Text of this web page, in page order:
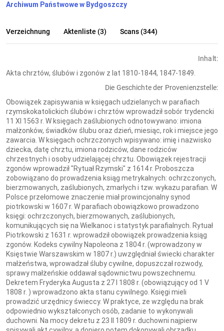
Archiwum Państwowe w Bydgoszczy
Verzeichnung Aktenliste (3) Scans (344)
Inhalt:
Akta chrztów, ślubów i zgonów z lat 1810-1844, 1847-1849.
Die Geschichte der Provenienzstelle:
Obowiązek zapisywania w księgach udzielanych w parafiach
rzymskokatolickich ślubów i chrztów wprowadził sobór trydencki
11 XI 1563 r. W księgach zaślubionych odnotowywano: imiona
małżonków, świadków ślubu oraz dzień, miesiąc, rok i miejsce jego
zawarcia. W księgach ochrzczonych wpisywano: imię i nazwisko
dziecka, datę chrztu, imiona rodziców, dane rodziców
chrzestnych i osoby udzielającej chrztu. Obowiązek rejestracji
zgonów wprowadził "Rytuał Rzymski" z 1614 r. Proboszcza
zobowiązano do prowadzenia ksiąg metrykalnych: ochrzczonych,
bierzmowanych, zaślubionych, zmarłych i tzw. wykazu parafian. W
Polsce przełomowe znaczenie miał prowincjonalny synod
piotrkowski w 1607 r. W parafiach obowiązkowo prowadzono
księgi: ochrzczonych, bierzmowanych, zaślubionych,
komunikujących się na Wielkanoc i statystyk parafialnych. Rytuał
Piotrkowski z 1631 r. wprowadził obowiązek prowadzenia ksiąg
zgonów. Kodeks cywilny Napoleona z 1804 r. (wprowadzony w
Księstwie Warszawskim w 1807 r.) uwzględniał świecki charakter
małżeństwa, wprowadzał śluby cywilne, dopuszczał rozwody,
sprawy małżeńskie oddawał sądownictwu powszechnemu.
Dekretem Fryderyka Augusta z 27 I 1808 r. (obowiązujący od 1 V
1808 r. ) wprowadzono akta stanu cywilnego. Księgi mieli
prowadzić urzędnicy świeccy. W praktyce, ze względu na brak
odpowiednio wykształconych osób, zadanie to wykonywali
duchowni. Na mocy dekretu z 23 II 1809 r. duchowni najpierw